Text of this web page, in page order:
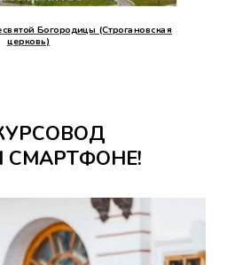
Богородицы (Строгановская
церковь)
СМАРТФОНЕ!